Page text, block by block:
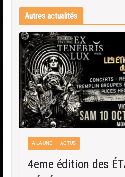
Autres actualités
A LA UNE ACTUS
4eme édition des